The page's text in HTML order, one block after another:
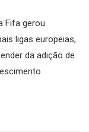
Fifa gerou
ligas europeias,
da adição de